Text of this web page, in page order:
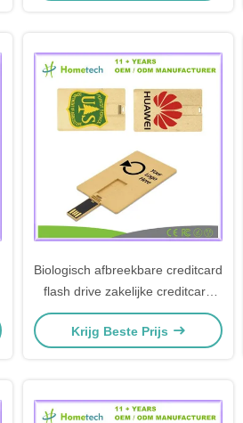
Biologisch afbreekbare creditcard
flash drive zakelijke creditcard
USB flash drive gemakkelijk te
dragen
Krijg Beste Prijs